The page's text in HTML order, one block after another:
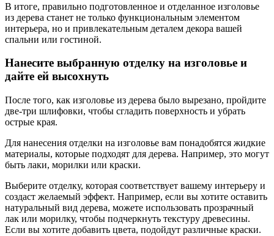
В итоге, правильно подготовленное и отделанное изголовье
из дерева станет не только функциональным элементом
интерьера, но и привлекательным деталем декора вашей
спальни или гостиной.
Нанесите выбранную отделку на изголовье и
дайте ей высохнуть
После того, как изголовье из дерева было вырезано, пройдите
две-три шлифовки, чтобы сгладить поверхность и убрать
острые края.
Для нанесения отделки на изголовье вам понадобятся жидкие
материалы, которые подходят для дерева. Например, это могут
быть лаки, морилки или краски.
Выберите отделку, которая соответствует вашему интерьеру и
создаст желаемый эффект. Например, если вы хотите оставить
натуральный вид дерева, можете использовать прозрачный
лак или морилку, чтобы подчеркнуть текстуру древесины.
Если вы хотите добавить цвета, подойдут различные краски.